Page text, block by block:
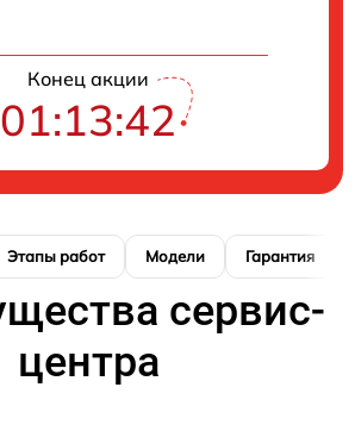
Конец акции
01:13:41
Этапы работ Модели Гарантия
сервис-
центра